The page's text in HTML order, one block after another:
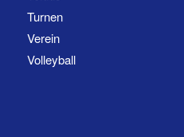
Turnen
Verein
Volleyball